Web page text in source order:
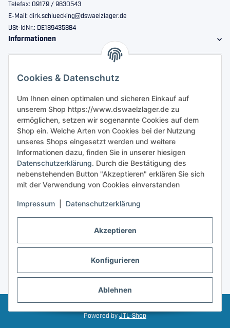
Akzeptieren
Konfigurieren
Ablehnen
Cookies & Datenschutz
Um Ihnen einen optimalen und sicheren Einkauf auf
unserem Shop https://www.dswaelzlager.de zu
ermöglichen, setzen wir sogenannte Cookies auf dem
Shop ein. Welche Arten von Cookies bei der Nutzung
unseres Shops eingesetzt werden und weitere
Informationen dazu, finden Sie in unserer hiesigen
Datenschutzerklärung. Durch die Bestätigung des
nebenstehenden Button "Akzeptieren" erklären Sie sich
mit der Verwendung von Cookies einverstanden
Impressum Datenschutzerklärung
Telefax: 09179 / 9630543
E-Mail: dirk.schluecking@dswaelzlager.de
USt-IdNr.: DE189435884
Informationen
Sicher bestellen
Vertrag widerrufen
* Alle Preise inkl. gesetzlicher USt., zzgl.Versand
Powered byJTL-Shop